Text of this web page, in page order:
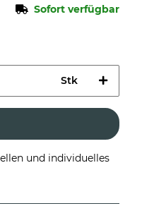
Sofort verfügbar
Stk
und individuelles